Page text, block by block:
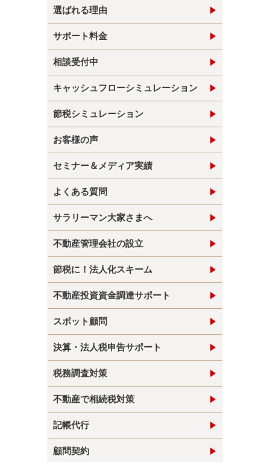
選ばれる理由
サポート料金
相談受付中
キャッシュフローシミュレーション
節税シミュレーション
お客様の声
セミナー＆メディア実績
よくある質問
サラリーマン大家さまへ
不動産管理会社の設立
節税に！法人化スキーム
不動産投資資金調達サポート
スポット顧問
決算・法人税申告サポート
税務調査対策
不動産で相続税対策
記帳代行
顧問契約